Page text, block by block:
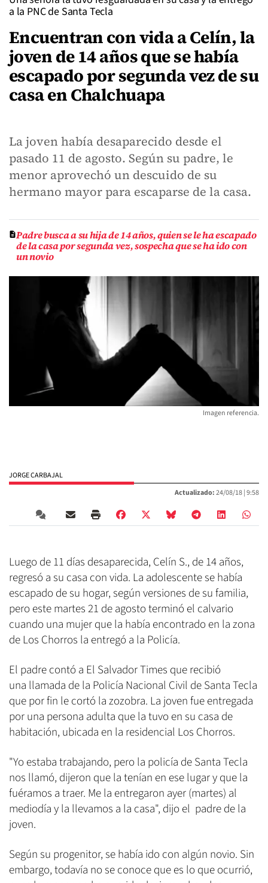
a la PNC de Santa Tecla
Encuentran con vida a Celín, la
joven de 14 años que se había
escapado por segunda vez de su
casa en Chalchuapa
La joven había desaparecido desde el
pasado 11 de agosto. Según su padre, le
menor aprovechó un descuido de su
hermano mayor para escaparse de la casa.
Padre busca a su hija de 14 años, quien se le ha escapado
de la casa por segunda vez, sospecha que se ha ido con
un novio
Imagen referencia.
JORGE CARBAJAL
Actualizado:24/08/18 |9:58
Luego de 11 días desaparecida, Celín S., de 14 años,
regresó a su casa con vida. La adolescente se había
escapado de su hogar, según versiones de su familia,
pero este martes 21 de agosto terminó el calvario
cuando una mujer que la había encontrado en la zona
de Los Chorros la entregó a la Policía.
El padre contó a El Salvador Times que recibió
una llamada de la Policía Nacional Civil de Santa Tecla
que por fin le cortó la zozobra. La joven fue entregada
por una persona adulta que la tuvo en su casa de
habitación, ubicada en la residencial Los Chorros.
"Yo estaba trabajando, pero la policía de Santa Tecla
nos llamó, dijeron que la tenían en ese lugar y que la
fuéramos a traer. Me la entregaron ayer (martes) al
mediodía y la llevamos a la casa", dijo el padre de la
joven.
Según su progenitor, se había ido con algún novio. Sin
embargo, todavía no se conoce que es lo que ocurrió,